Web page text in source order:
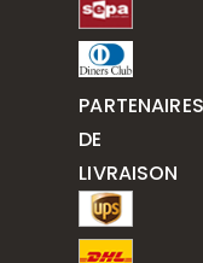
PARTENAIRES
DE
LIVRAISON